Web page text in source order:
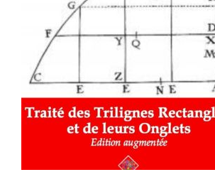
AJOUTER AU PANIER / DÉTAILS